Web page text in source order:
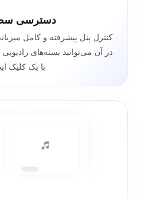
دسترسی
کنترل پنل پیشرفته و کامل
در آن می‌توانید بسته‌های
با یک کلیک